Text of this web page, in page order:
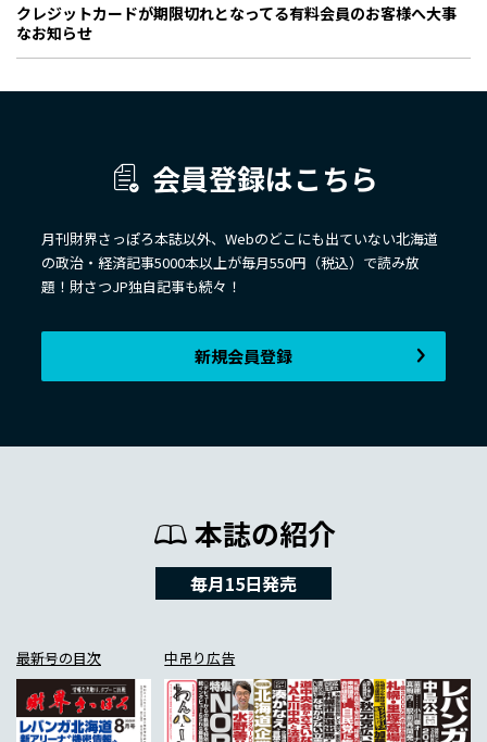
クレジットカードが期限切れとなってる有料会員のお客様へ大事
なお知らせ
会員登録はこちら
月刊財界さっぽろ本誌以外、Webのどこにも出ていない北海道
の政治・経済記事5000本以上が毎月550円（税込）で読み放
題！財さつJP独自記事も続々！
新規会員登録
本誌の紹介
毎月15日発売
最新号の目次 中吊り広告